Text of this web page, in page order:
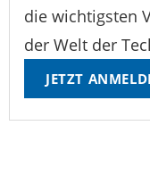
die wichtigsten
der Welt der
JETZT